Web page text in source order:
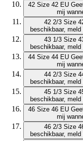
42 Size 42 EU
mij
42 2/3 Size
beschikbaar,
43 1/3 Size
beschikbaar,
44 Size 44 EU
mij
44 2/3 Size
beschikbaar,
45 1/3 Size
beschikbaar,
46 Size 46 EU
mij
46 2/3 Size
beschikbaar,